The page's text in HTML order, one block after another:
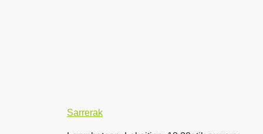
Sarrerak